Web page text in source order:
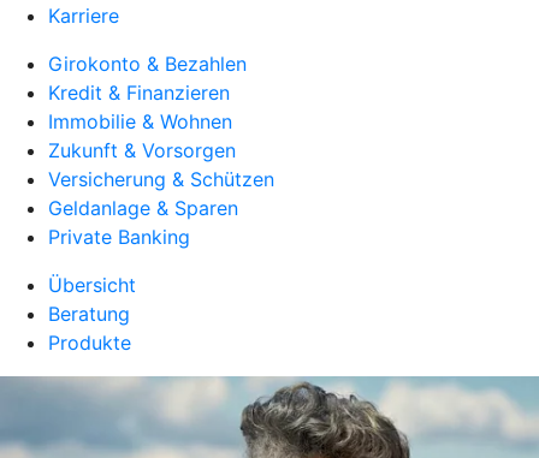
Karriere
Girokonto & Bezahlen
Kredit & Finanzieren
Immobilie & Wohnen
Zukunft & Vorsorgen
Versicherung & Schützen
Geldanlage & Sparen
Private Banking
Übersicht
Beratung
Produkte